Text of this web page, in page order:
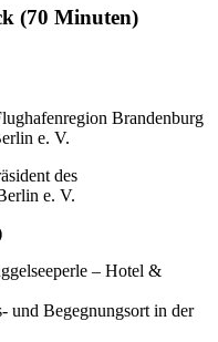
(70 Minuten)
Brandenburg
e. V.
des
e. V.
– Hotel &
und Begegnungsort in der